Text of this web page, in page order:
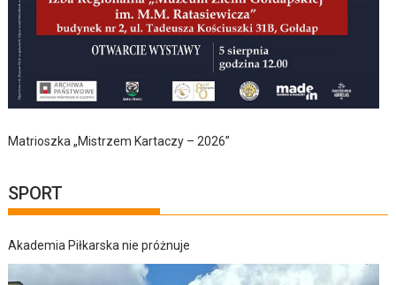
Matrioszka „Mistrzem Kartaczy – 2026”
SPORT
Akademia Piłkarska nie próżnuje